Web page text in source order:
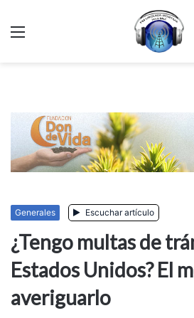
Generales Escuchar artículo
¿Tengo multas de
Estados Unidos? El
averiguarlo